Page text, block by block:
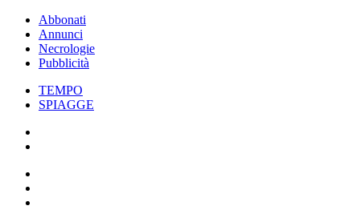
Abbonati
Annunci
Necrologie
Pubblicità
TEMPO
SPIAGGE